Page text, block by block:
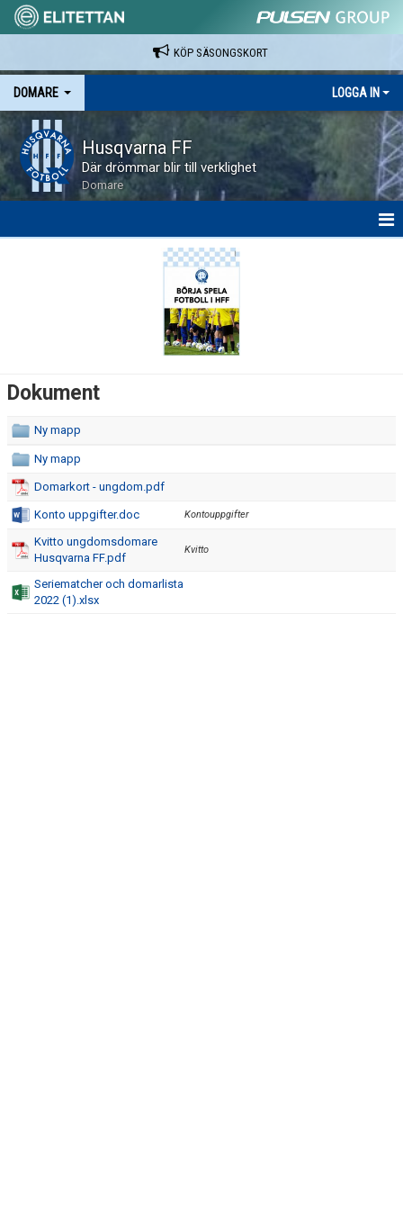
KÖP SÄSONGSKORT
DOMARE LOGGA IN
Husqvarna FF
Där drömmar blir till verklighet
Domare
Dokument
Ny mapp
Ny mapp
Domarkort - ungdom.pdf
Konto uppgifter.doc Kontouppgifter
Kvitto ungdomsdomare
Husqvarna FF.pdf
Kvitto
Seriematcher och domarlista
2022 (1).xlsx